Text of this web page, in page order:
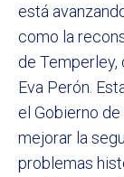
está
como la
de Temperley,
Eva Perón.
el Gobierno
mejorar la
problemas